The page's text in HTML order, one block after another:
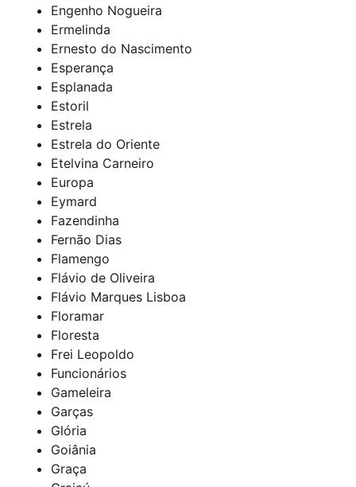
Engenho Nogueira
Ermelinda
Ernesto do Nascimento
Esperança
Esplanada
Estoril
Estrela
Estrela do Oriente
Etelvina Carneiro
Europa
Eymard
Fazendinha
Fernão Dias
Flamengo
Flávio de Oliveira
Flávio Marques Lisboa
Floramar
Floresta
Frei Leopoldo
Funcionários
Gameleira
Garças
Glória
Goiânia
Graça